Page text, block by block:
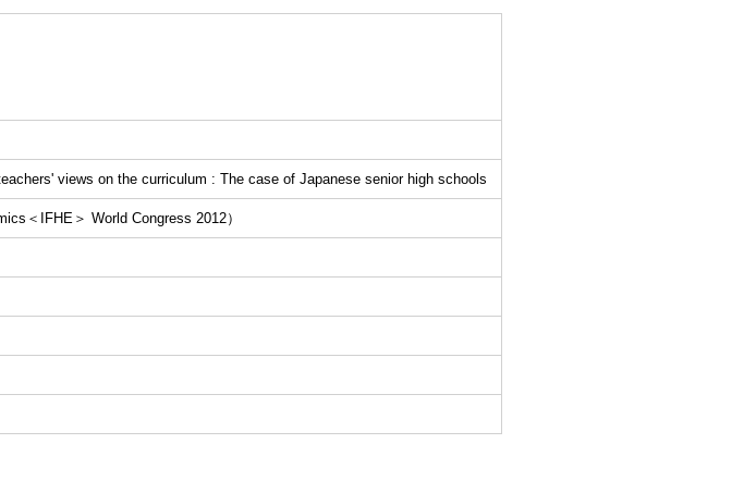
views on the curriculum : The case of Japanese senior high schools
＜IFHE＞ World Congress 2012）